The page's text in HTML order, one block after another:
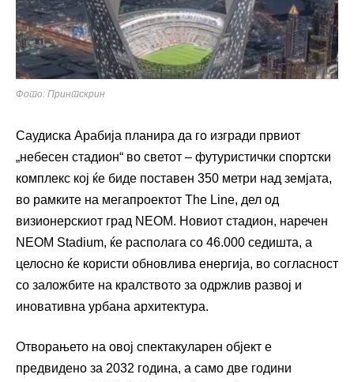
Фото: Принтскрин
Саудиска Арабија планира да го изгради првиот
„небесен стадион“ во светот – футуристички спортски
комплекс кој ќе биде поставен 350 метри над земјата,
во рамките на мегапроектот The Line, дел од
визионерскиот град NEOM. Новиот стадион, наречен
NEOM Stadium, ќе располага со 46.000 седишта, а
целосно ќе користи обновлива енергија, во согласност
со заложбите на кралството за одржлив развој и
иновативна урбана архитектура.
Отворањето на овој спектакуларен објект е
предвидено за 2032 година, а само две години